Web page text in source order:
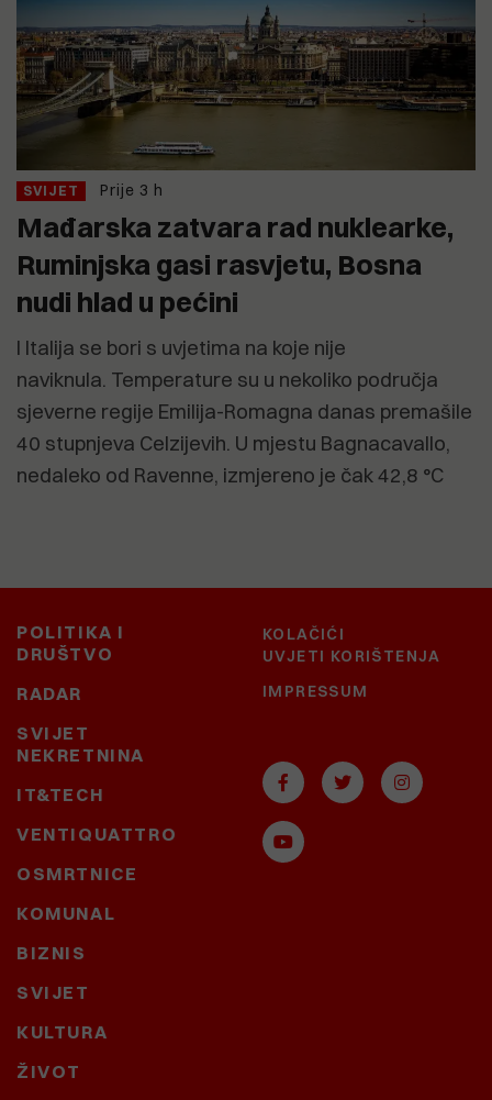
SVIJET Prije 3 h
Mađarska zatvara rad nuklearke,
Ruminjska gasi rasvjetu, Bosna
nudi hlad u pećini
I Italija se bori s uvjetima na koje nije
naviknula. Temperature su u nekoliko područja
sjeverne regije Emilija-Romagna danas premašile
40 stupnjeva Celzijevih. U mjestu Bagnacavallo,
nedaleko od Ravenne, izmjereno je čak 42,8 °C
POLITIKA I
DRUŠTVO
RADAR
SVIJET
NEKRETNINA
IT&TECH
VENTIQUATTRO
OSMRTNICE
KOMUNAL
BIZNIS
SVIJET
KULTURA
ŽIVOT
KOLAČIĆI
UVJETI KORIŠTENJA
IMPRESSUM